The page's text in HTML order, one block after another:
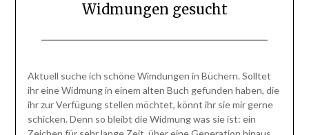
Widmungen gesucht
1.
März
2014
Aktuell suche ich schöne Wimdungen in Büchern. Solltet
ihr eine Widmung in einem alten Buch gefunden haben, die
ihr zur Verfügung stellen möchtet, könnt ihr sie mir gerne
schicken. Denn so bleibt die Widmung was sie ist: ein